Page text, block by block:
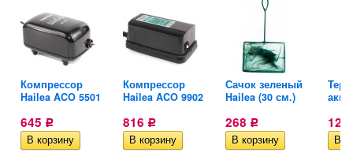
Компрессор
Hailea ACO 5501
645 Р
Компрессор
Hailea ACO 9902
816 Р
Сачок зеленый
Hailea (30 см.)
268 Р 123